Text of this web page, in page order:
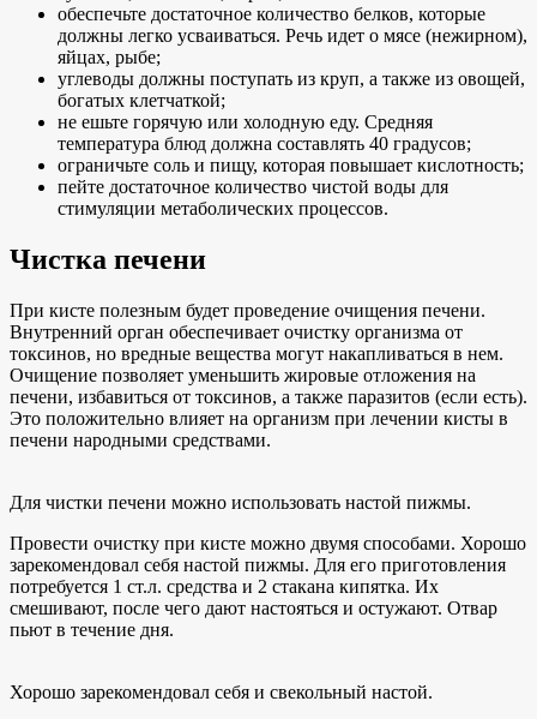
обеспечьте достаточное количество белков, которые
должны легко усваиваться. Речь идет о мясе (нежирном),
яйцах, рыбе;
углеводы должны поступать из круп, а также из овощей,
богатых клетчаткой;
не ешьте горячую или холодную еду. Средняя
температура блюд должна составлять 40 градусов;
ограничьте соль и пищу, которая повышает кислотность;
пейте достаточное количество чистой воды для
стимуляции метаболических процессов.
Чистка печени
При кисте полезным будет проведение очищения печени.
Внутренний орган обеспечивает очистку организма от
токсинов, но вредные вещества могут накапливаться в нем.
Очищение позволяет уменьшить жировые отложения на
печени, избавиться от токсинов, а также паразитов (если есть).
Это положительно влияет на организм при лечении кисты в
печени народными средствами.
Для чистки печени можно использовать настой пижмы.
Провести очистку при кисте можно двумя способами. Хорошо
зарекомендовал себя настой пижмы. Для его приготовления
потребуется 1 ст.л. средства и 2 стакана кипятка. Их
смешивают, после чего дают настояться и остужают. Отвар
пьют в течение дня.
Хорошо зарекомендовал себя и свекольный настой.